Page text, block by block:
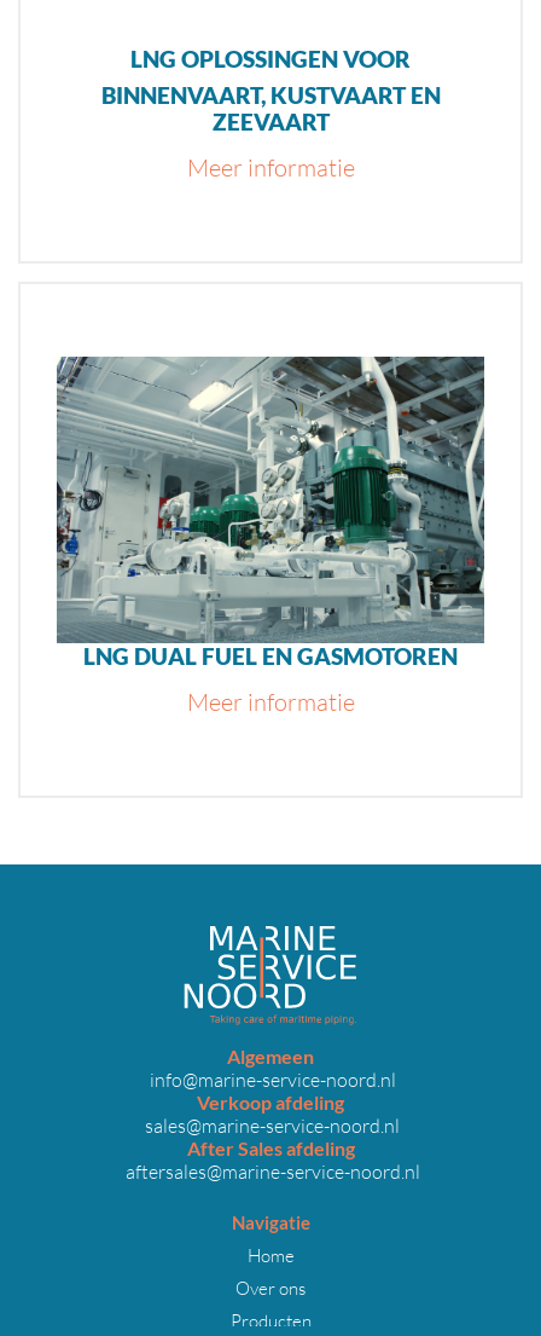
LNG OPLOSSINGEN VOOR
BINNENVAART, KUSTVAART EN
ZEEVAART
Meer informatie
LNG DUAL FUEL EN GASMOTOREN
Meer informatie
Algemeen
info@marine-service-noord.nl
Verkoop afdeling
sales@marine-service-noord.nl
After Sales afdeling
aftersales@marine-service-noord.nl
Navigatie
Home
Over ons
Producten